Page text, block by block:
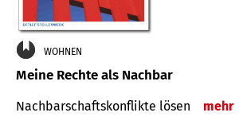
WOHNEN
Meine Rechte als Nachbar
Nach­bar­schafts­konflikte lösen mehr